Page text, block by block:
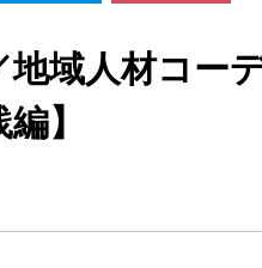
地域人材コー
】